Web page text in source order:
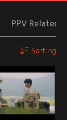
PPV Related
Sorting